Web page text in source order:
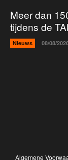
Meer dan
tijdens de
Nieuws 08/08/
Algemene